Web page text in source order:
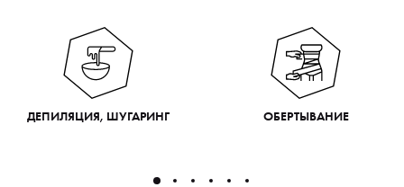
ДЕПИЛЯЦИЯ, ШУГАРИНГ ОБЕРТЫВАНИЕ